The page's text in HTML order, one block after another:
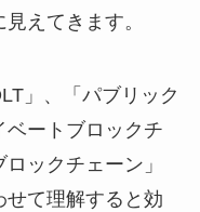
えてきます。
」、「パブリック
ベートブロックチ
ックチェーン」
せて理解すると効